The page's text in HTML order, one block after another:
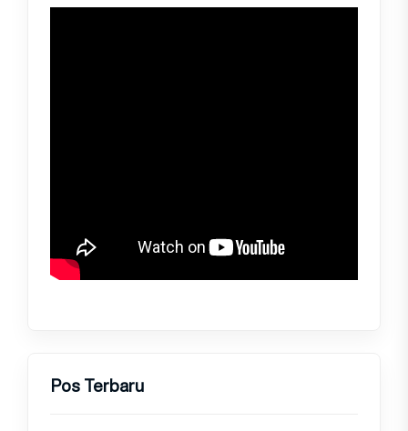
Pos Terbaru